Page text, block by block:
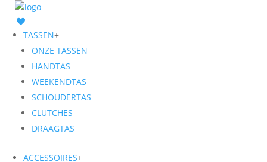
TASSEN+
ONZE TASSEN
HANDTAS
WEEKENDTAS
SCHOUDERTAS
CLUTCHES
DRAAGTAS
ACCESSOIRES+